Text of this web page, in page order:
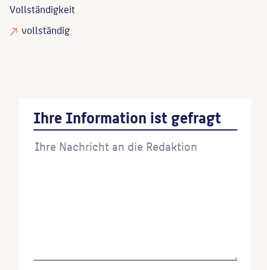
Vollständigkeit
vollständig
Ihre Information ist gefragt